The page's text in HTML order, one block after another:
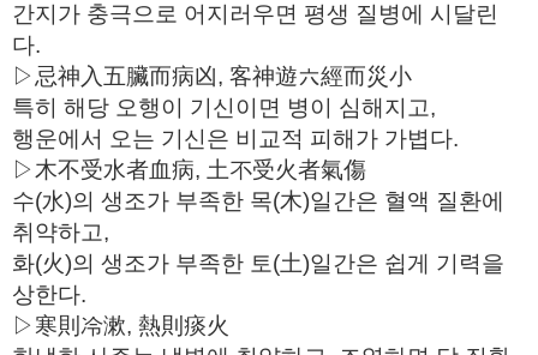
간지가 충극으로 어지러우면 평생 질병에 시달린
다.
▷忌神入五臟而病凶, 客神遊六經而災小
특히 해당 오행이 기신이면 병이 심해지고,
행운에서 오는 기신은 비교적 피해가 가볍다.
▷木不受水者血病, 土不受火者氣傷
수(水)의 생조가 부족한 목(木)일간은 혈액 질환에
취약하고,
화(火)의 생조가 부족한 토(土)일간은 쉽게 기력을
상한다.
▷寒則冷漱, 熱則痰火